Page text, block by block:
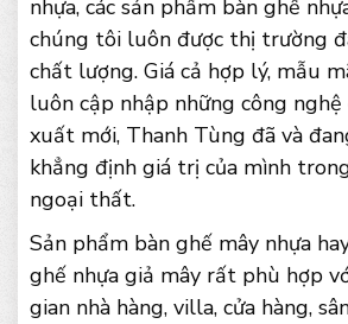
nhựa, các sản phẩm bàn ghế
chúng tôi luôn được thị trường
chất lượng. Giá cả hợp lý, mẫu
luôn cập nhập những công
xuất mới, Thanh Tùng đã và
khẳng định giá trị của mình
ngoại thất.
Sản phẩm bàn ghế mây nhựa
ghế nhựa giả mây rất phù hợp
gian nhà hàng, villa, cửa hàng,